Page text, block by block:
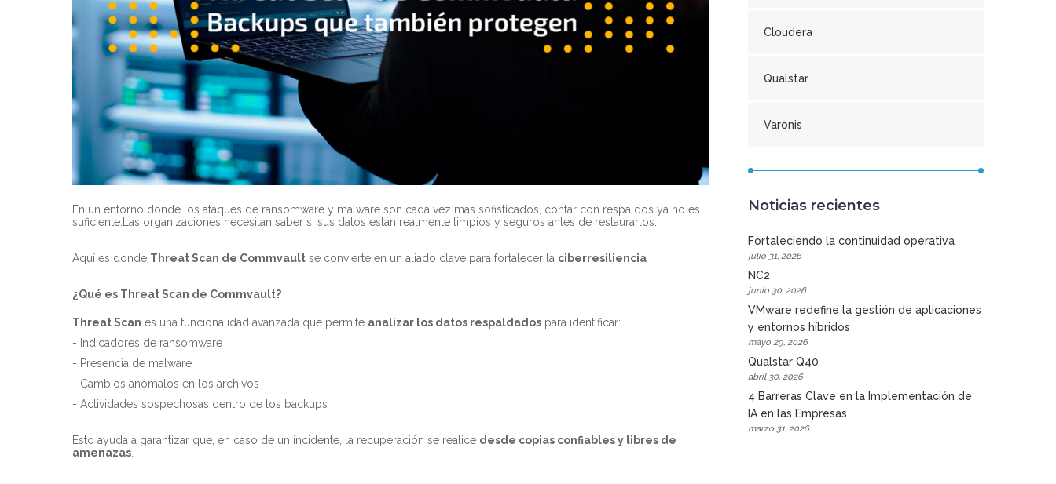
En un entorno donde los ataques de ransomware y malware son cada vez más sofisticados, contar con respaldos ya no es
suficiente.Las organizaciones necesitan saber si sus datos están realmente limpios y seguros antes de restaurarlos.
Aquí es donde Threat Scan de Commvault se convierte en un aliado clave para fortalecer la ciberresiliencia
¿Qué es Threat Scan de Commvault?
Threat Scan es una funcionalidad avanzada que permite analizar los datos respaldados para identificar:
- Indicadores de ransomware
- Presencia de malware
- Cambios anómalos en los archivos
- Actividades sospechosas dentro de los backups
Esto ayuda a garantizar que, en caso de un incidente, la recuperación se realice desde copias confiables y libres de
amenazas
Cloudera
Qualstar
Varonis
Noticias recientes
Fortaleciendo la continuidad operativa
julio 31, 2026
NC2
junio 30, 2026
VMware redefine la gestión de aplicaciones
y entornos híbridos
mayo 29, 2026
Qualstar Q40
abril 30, 2026
4 Barreras Clave en la Implementación de
IA en las Empresas
marzo 31, 2026